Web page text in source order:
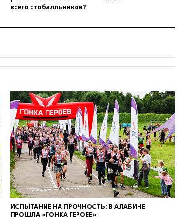
10:19
произошедшего с Cessna-182
Украины приведет к
поражению Киева
09:54 МВД Германии:
инцидент с дроном в
аэропорту Лейпцига —
«сценарий гибридной атаки»
09:32В Тверской области
обломки дрона повредили
фасад логокомплекса
Wildberries
09:18В Ярославской области
отражена самая
всего стобалльников?
ИСПЫТАНИЕ НА ПРОЧНОСТЬ: В АЛАБИНЕ
ПРОШЛА «ГОНКА ГЕРОЕВ»